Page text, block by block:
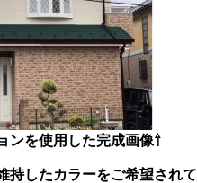
ンを使用した完成画像⇧
持したカラーをご希望され